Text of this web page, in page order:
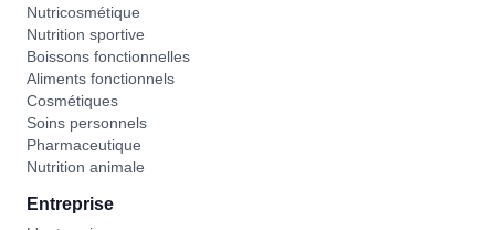
Nutricosmétique
Nutrition sportive
Boissons fonctionnelles
Aliments fonctionnels
Cosmétiques
Soins personnels
Pharmaceutique
Nutrition animale
Entreprise